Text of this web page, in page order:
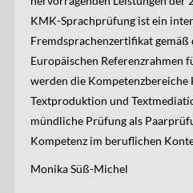
KMK-Sprachprüfung ist ein
Fremdsprachenzertifikat gemäß
Europäischen Referenzrahmen
werden die Kompetenzbereiche
Textproduktion und
mündliche Prüfung als
Kompetenz im beruflichen
Monika Süß-Michel